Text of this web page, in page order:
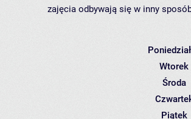
zajęcia odbywają się w inny
Wtorek
Środa
Piątek